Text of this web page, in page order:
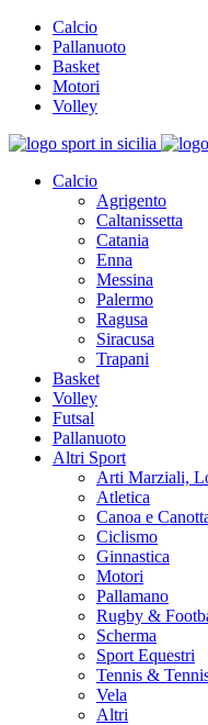
Calcio
Pallanuoto
Basket
Motori
Volley
Calcio
Agrigento
Caltanissetta
Catania
Enna
Messina
Palermo
Ragusa
Siracusa
Trapani
Basket
Volley
Futsal
Pallanuoto
Altri Sport
Arti Marziali,
Atletica
Canoa e
Ciclismo
Ginnastica
Motori
Pallamano
Rugby &
Scherma
Sport Equestri
Tennis &
Vela
Altri